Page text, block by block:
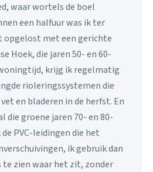
waar wortels de boel
een halfuur was ik ter
opgelost met een gerichte
Hoek, die jaren 50- en 60-
krijg ik regelmatig
rioleringssystemen die
en bladeren in de herfst. En
die groene jaren 70- en 80-
PVC-leidingen die het
ik gebruik dan
te zien waar het zit, zonder